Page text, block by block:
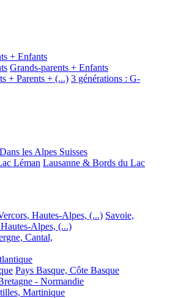
+ Enfants
Grands-parents + Enfants
+ Parents + (...) 3 générations : G-
Dans les Alpes Suisses
Léman Lausanne & Bords du Lac
Hautes-Alpes, (...) Savoie,
Alpes, (...)
Cantal,
Pays Basque, Côte Basque
- Normandie
Martinique